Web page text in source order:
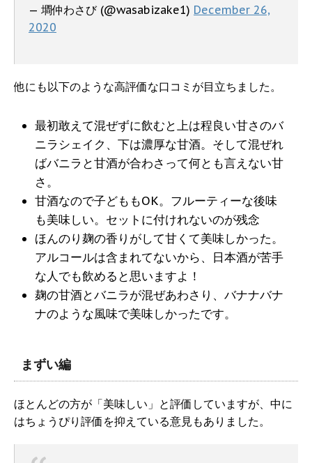
— 墹仲わさび (@wasabizake1) December 26,
2020
他にも以下のような高評価な口コミが目立ちました。
最初敢えて混ぜずに飲むと上は程良い甘さのバ
ニラシェイク、下は濃厚な甘酒。そして混ぜれ
ばバニラと甘酒が合わさって何とも言えない甘
さ。
甘酒なので子どももOK。フルーティーな後味
も美味しい。セットに付けれないのが残念
ほんのり麹の香りがして甘くて美味しかった。
アルコールは含まれてないから、日本酒が苦手
な人でも飲めると思いますよ！
麹の甘酒とバニラが混ぜあわさり、バナナバナ
ナのような風味で美味しかったです。
まずい編
ほとんどの方が「美味しい」と評価していますが、中に
はちょうぴり評価を抑えている意見もありました。